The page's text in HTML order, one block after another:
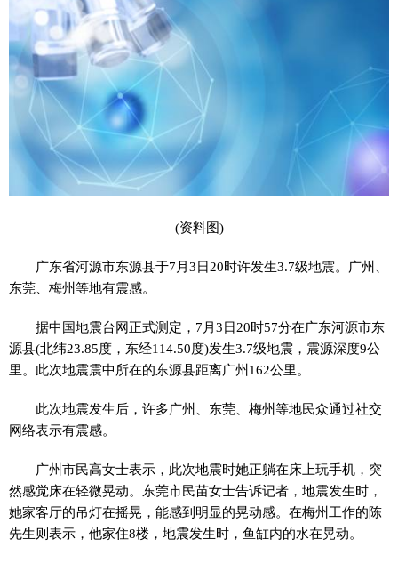
(资料图)
广东省河源市东源县于7月3日20时许发生3.7级地震。广州、
东莞、梅州等地有震感。
据中国地震台网正式测定，7月3日20时57分在广东河源市东
源县(北纬23.85度，东经114.50度)发生3.7级地震，震源深度9公
里。此次地震震中所在的东源县距离广州162公里。
此次地震发生后，许多广州、东莞、梅州等地民众通过社交
网络表示有震感。
广州市民高女士表示，此次地震时她正躺在床上玩手机，突
然感觉床在轻微晃动。东莞市民苗女士告诉记者，地震发生时，
她家客厅的吊灯在摇晃，能感到明显的晃动感。在梅州工作的陈
先生则表示，他家住8楼，地震发生时，鱼缸内的水在晃动。